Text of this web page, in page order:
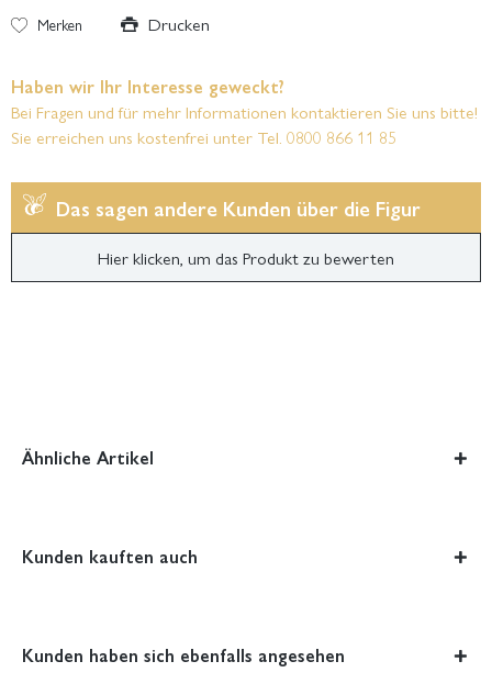
Merken Drucken
Haben wir Ihr Interesse geweckt?
Bei Fragen und für mehr Informationen kontaktieren Sie uns bitte!
Sie erreichen uns kostenfrei unter Tel. 0800 866 11 85
Das sagen andere Kunden über die Figur
Hier klicken, um das Produkt zu bewerten
Ähnliche Artikel
Kunden kauften auch
Kunden haben sich ebenfalls angesehen